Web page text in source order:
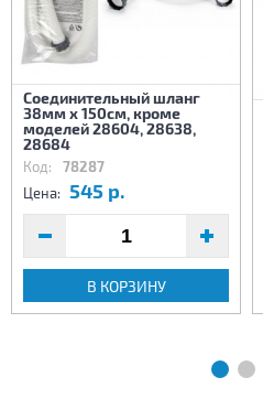
Соединительный шланг
38мм х 150см, кроме
моделей 28604, 28638,
28684
Код: 78287
Цена: 545 р.
В КОРЗИНУ